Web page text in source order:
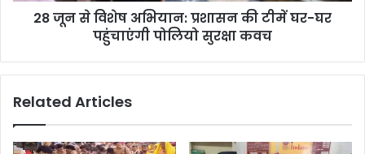
28 जून से विशेष अभियान: प्रशासन की टीमें घर-घर
पहुंचाएंगी पोलियो सुरक्षा कवच
Related Articles